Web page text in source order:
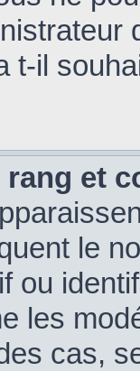
t-il
rang et
le
ou
les
cas,